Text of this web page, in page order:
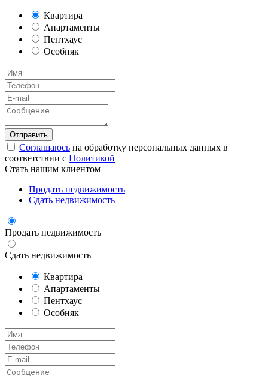
Квартира
Апартаменты
Пентхаус
Особняк
Соглашаюсь на обработку персональных данных в
соответствии с Политикой
Стать нашим клиентом
Продать недвижимость
Сдать недвижимость
Продать недвижимость
Сдать недвижимость
Квартира
Апартаменты
Пентхаус
Особняк